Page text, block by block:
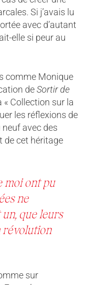
Si j’avais lu
avec d’autant
elle si peur au
comme Monique
deSortir de
« Collection sur la
les réflexions de
avec des
de cet héritage
moi ont pu
ne
que leurs
révolution
sur